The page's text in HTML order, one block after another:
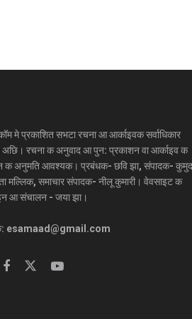
मे प्रकाशित सभटा रचना आ आर्काइवक सर्वाधिकार
अछि। रचना क अनुवाद आ पुन: प्रकाशन वा आर्काइव क
क अनुमति आवश्यक। प्रबंधक- छवि झा, संपादक- कुमुद
मल्लिक, समाचार संपादक- नीलू कुमारी। वेवसाइट क
आ संचालन - जया झा।
esamaad@gmail.com